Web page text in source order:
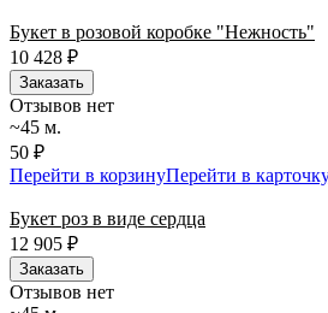
Букет в розовой коробке "Нежность"
10 428 ₽
Заказать
Отзывов нет
~45 м.
50 ₽
Перейти в корзинуПерейти в
Букет роз в виде сердца
12 905 ₽
Заказать
Отзывов нет